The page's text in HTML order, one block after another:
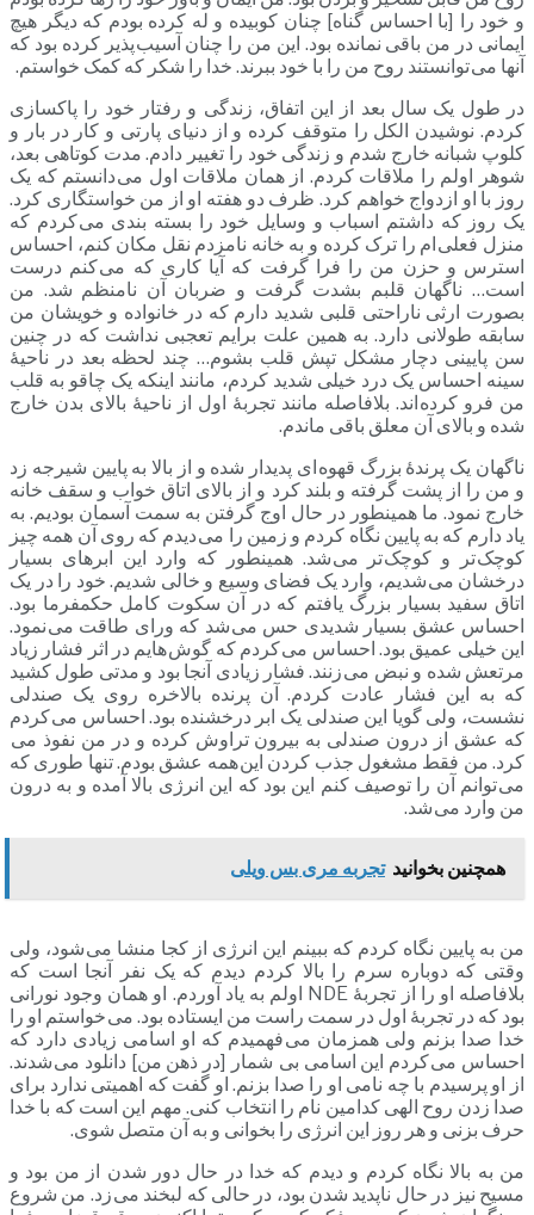
و خود را [با احساس گناه] چنان کوبیده و له کرده بودم که دیگر هیچ
ایمانی در من باقی نمانده بود. این من را چنان آسیب پذیر کرده بود که
آنها می توانستند روح من را با خود ببرند. خدا را شکر که کمک خواستم.
در طول یک سال بعد از این اتفاق، زندگی و رفتار خود را پاکسازی
کردم. نوشیدن الکل را متوقف کرده و از دنیای پارتی و کار در بار و
کلوپ شبانه خارج شدم و زندگی خود را تغییر دادم. مدت کوتاهی بعد،
شوهر اولم را ملاقات کردم. از همان ملاقات اول می دانستم که یک
روز با او ازدواج خواهم کرد. ظرف دو هفته او از من خواستگاری کرد.
یک روز که داشتم اسباب و وسایل خود را بسته بندی می کردم که
منزل فعلی ام را ترک کرده و به خانه نامزدم نقل مکان کنم، احساس
استرس و حزن من را فرا گرفت که آیا کاری که می کنم درست
است… ناگهان قلبم بشدت گرفت و ضربان آن نامنظم شد. من
بصورت ارثی ناراحتی قلبی شدید دارم که در خانواده و خویشان من
سابقه طولانی دارد. به همین علت برایم تعجبی نداشت که در چنین
سن پایینی دچار مشکل تپش قلب بشوم… چند لحظه بعد در ناحیۀ
سینه احساس یک درد خیلی شدید کردم، مانند اینکه یک چاقو به قلب
من فرو کرده اند. بلافاصله مانند تجربۀ اول از ناحیۀ بالای بدن خارج
شده و بالای آن معلق باقی ماندم.
ناگهان یک پرندۀ بزرگ قهوه ای پدیدار شده و از بالا به پایین شیرجه زد
و من را از پشت گرفته و بلند کرد و از بالای اتاق خواب و سقف خانه
خارج نمود. ما همینطور در حال اوج گرفتن به سمت آسمان بودیم. به
یاد دارم که به پایین نگاه کردم و زمین را می دیدم که روی آن همه چیز
کوچک تر و کوچک تر می شد. همینطور که وارد این ابرهای بسیار
درخشان می شدیم، وارد یک فضای وسیع و خالی شدیم. خود را در یک
اتاق سفید بسیار بزرگ یافتم که در آن سکوت کامل حکمفرما بود.
احساس عشق بسیار شدیدی حس می شد که ورای طاقت می نمود.
این خیلی عمیق بود. احساس می کردم که گوش هایم در اثر فشار زیاد
مرتعش شده و نبض می زنند. فشار زیادی آنجا بود و مدتی طول کشید
که به این فشار عادت کردم. آن پرنده بالاخره روی یک صندلی
نشست، ولی گویا این صندلی یک ابر درخشنده بود. احساس می کردم
که عشق از درون صندلی به بیرون تراوش کرده و در من نفوذ می
کرد. من فقط مشغول جذب کردن این همه عشق بودم. تنها طوری که
می توانم آن را توصیف کنم این بود که این انرژی بالا آمده و به درون
من وارد می شد.
همچنین بخوانید تجربه مری بس ویلی
من به پایین نگاه کردم که ببینم این انرژی از کجا منشا می شود، ولی
وقتی که دوباره سرم را بالا کردم دیدم که یک نفر آنجا است که
بلافاصله او را از تجربۀ NDE اولم به یاد آوردم. او همان وجود نورانی
بود که در تجربۀ اول در سمت راست من ایستاده بود. می خواستم او را
خدا صدا بزنم ولی همزمان می فهمیدم که او اسامی زیادی دارد که
احساس می کردم این اسامی بی شمار [در ذهن من] دانلود می شدند.
از او پرسیدم با چه نامی او را صدا بزنم. او گفت که اهمیتی ندارد برای
صدا زدن روح الهی کدامین نام را انتخاب کنی. مهم این است که با خدا
حرف بزنی و هر روز این انرژی را بخوانی و به آن متصل شوی.
من به بالا نگاه کردم و دیدم که خدا در حال دور شدن از من بود و
مسیح نیز در حال ناپدید شدن بود، در حالی که لبخند می زد. من شروع